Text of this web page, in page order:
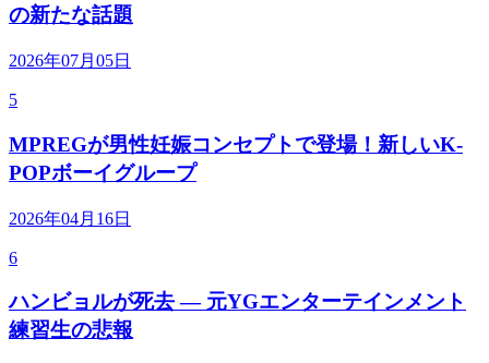
の新たな話題
2026年07月05日
5
MPREGが男性妊娠コンセプトで登場！新しいK-
POPボーイグループ
2026年04月16日
6
ハンビョルが死去 — 元YGエンターテインメント
練習生の悲報